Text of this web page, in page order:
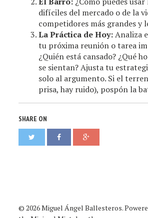
difíciles del mercado o de la
competidores más grandes y
La Práctica de Hoy:Analiza
tu próxima reunión o tarea
¿Quién está cansado? ¿Qué
se sientan? Ajusta tu
solo al argumento. Si el
prisa, hay ruido), pospón la
SHARE ON
© 2026 Miguel Ángel Ballesteros.